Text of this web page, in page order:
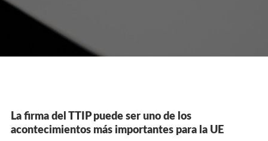
La firma del TTIP puede ser uno de los
acontecimientos más importantes para la UE